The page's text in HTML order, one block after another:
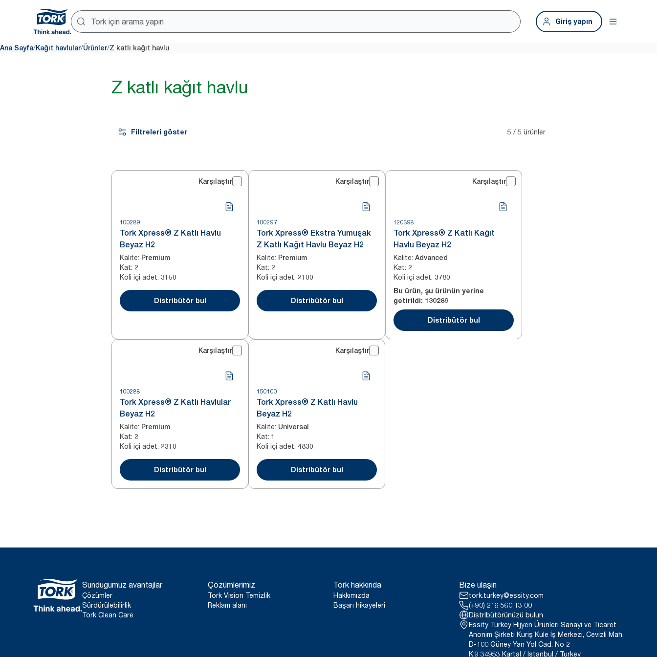
Giriş yapın
Ana Sayfa/Kağıt havlular/Ürünler/Z katlı kağıt havlu
Z katlı kağıt havlu
Filtreleri göster 5 / 5 ürünler
Karşılaştır
100289
Tork Xpress® Z Katlı Havlu
Beyaz H2
Kalite: Premium
Kat: 2
Koli içi adet: 3150
Distribütör bul
Karşılaştır
100297
Tork Xpress® Ekstra Yumuşak
Z Katlı Kağıt Havlu Beyaz H2
Kalite: Premium
Kat: 2
Koli içi adet: 2100
Distribütör bul
Karşılaştır
120398
Tork Xpress® Z Katlı Kağıt
Havlu Beyaz H2
Kalite: Advanced
Kat: 2
Koli içi adet: 3780
Bu ürün, şu ürünün yerine
getirildi: 130289
Distribütör bul
Karşılaştır
100288
Tork Xpress® Z Katlı Havlular
Beyaz H2
Kalite: Premium
Kat: 2
Koli içi adet: 2310
Distribütör bul
Karşılaştır
150100
Tork Xpress® Z Katlı Havlu
Beyaz H2
Kalite: Universal
Kat: 1
Koli içi adet: 4830
Distribütör bul
Sunduğumuz avantajlar
Çözümler
Sürdürülebilirlik
Tork Clean Care
Çözümlerimiz
Tork Vision Temizlik
Reklam alanı
Tork hakkında
Hakkımızda
Başarı hikayeleri
Bize ulaşın
tork.turkey@essity.com
(+90) 216 560 13 00
Distribütörünüzü bulun
Essity Turkey Hijyen Ürünleri Sanayi ve Ticaret
Anonim Şirketi Kuriş Kule İş Merkezi, Cevizli Mah.
D-100 Güney Yan Yol Cad. No 2
K:9 34953 Kartal / Istanbul / Turkey